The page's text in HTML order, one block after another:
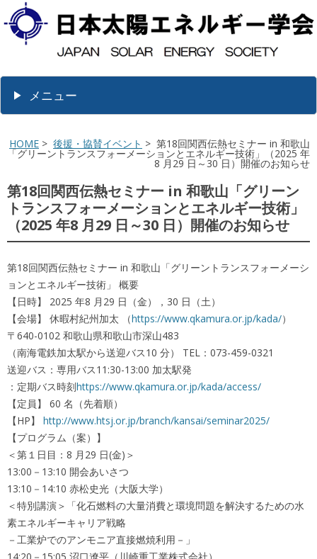
メニュー
HOME > 後援・協賛イベント > 第18回関西伝熱セミナー in 和歌山
「グリーントランスフォーメーションとエネルギー技術」（2025 年
8 月29 日～30 日）開催のお知らせ
第18回関西伝熱セミナー in 和歌山「グリーン
トランスフォーメーションとエネルギー技術」
（2025 年8 月29 日～30 日）開催のお知らせ
第18回関西伝熱セミナー in 和歌山「グリーントランスフォーメーシ
ョンとエネルギー技術」 概要
【日時】 2025 年8 月29 日（金），30 日（土）
【会場】 休暇村紀州加太 （https://www.qkamura.or.jp/kada/）
〒640-0102 和歌山県和歌山市深山483
（南海電鉄加太駅から送迎バス10 分） TEL：073-459-0321
送迎バス：専用バス11:30-13:00 加太駅発
：定期バス時刻https://www.qkamura.or.jp/kada/access/
【定員】 60 名（先着順）
【HP】 http://www.htsj.or.jp/branch/kansai/seminar2025/
【プログラム（案）】
＜第１日目：8 月29 日(金)＞
13:00－13:10 開会あいさつ
13:10－14:10 赤松史光（大阪大学）
＜特別講演＞「化石燃料の大量消費と環境問題を解決するための水
素エネルギーキャリア戦略
－工業炉でのアンモニア直接燃焼利用－」